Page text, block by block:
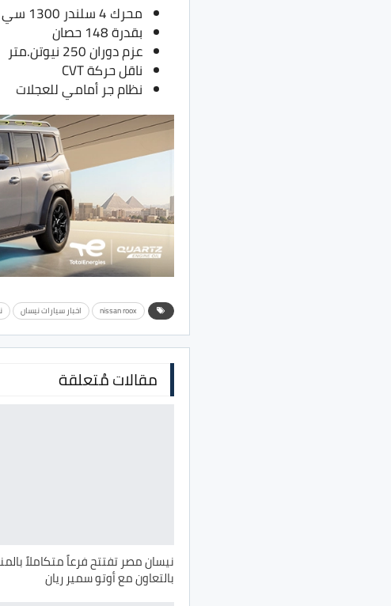
محرك 4 سلندر 1300 سي سي تيربو
بقدرة 148 حصان
عزم دوران 250 نيوتن.متر
ناقل حركة CVT
نظام جر أمامي للعجلات
nissan roox اخبار سيارات نيسان
مقالات مُتعلقة
نيسان مصر تفتتح فرعاً متكاملاً
بالتعاون مع أوتو سمير ريان